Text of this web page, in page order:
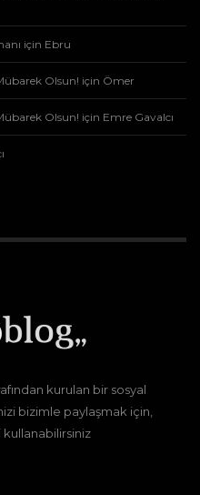
için Ebru
Olsun! için Ömer
Olsun! için Emre Gavalcı
kurulan bir sosyal
bizimle paylaşmak için,